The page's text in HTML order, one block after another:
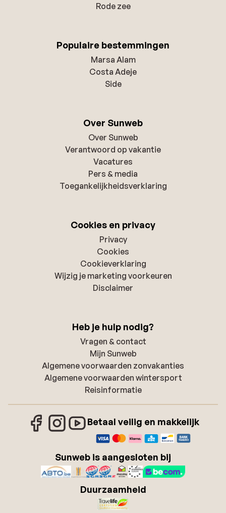
Rode zee
Populaire bestemmingen
Marsa Alam
Costa Adeje
Side
Over Sunweb
Over Sunweb
Verantwoord op vakantie
Vacatures
Pers & media
Toegankelijkheidsverklaring
Cookies en privacy
Privacy
Cookies
Cookieverklaring
Wijzig je marketing voorkeuren
Disclaimer
Heb je hulp nodig?
Vragen & contact
Mijn Sunweb
Algemene voorwaarden zonvakanties
Algemene voorwaarden wintersport
Reisinformatie
Betaal veilig en makkelijk
Sunweb is aangesloten bij
Duurzaamheid